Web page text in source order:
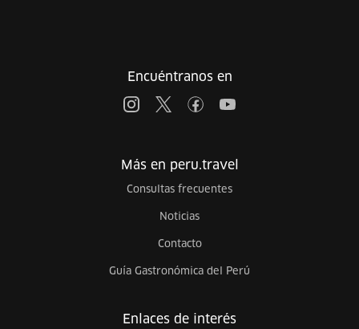
Encuéntranos en
Más en peru.travel
Consultas frecuentes
Noticias
Contacto
Guía Gastronómica del Perú
Enlaces de interés